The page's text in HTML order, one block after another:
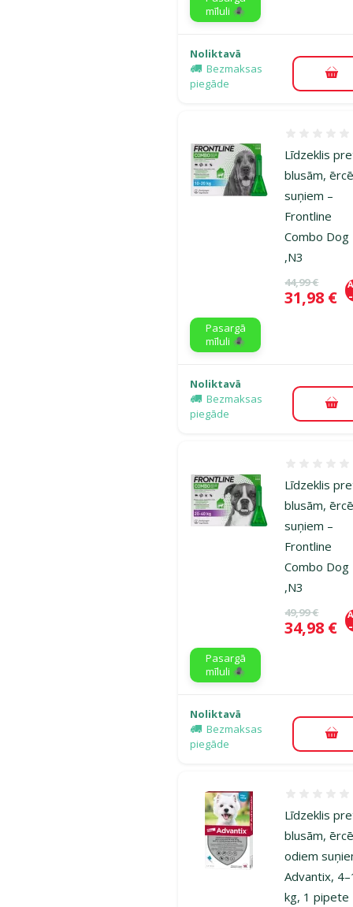
mīluli 🕷️
Noliktavā
Bezmaksas
piegāde
Līdzeklis
blusām,
suņiem –
Frontline
Combo Dog
,N3
Oriģinālā
44,99 €
Cena
31,98 €
Pasargā
mīluli 🕷️
Noliktavā
Bezmaksas
piegāde
Līdzeklis
blusām,
suņiem –
Frontline
Combo Dog
,N3
Oriģinālā
49,99 €
Cena
34,98 €
Pasargā
mīluli 🕷️
Noliktavā
Bezmaksas
piegāde
Līdzeklis
blusām,
odiem
Advantix,
kg, 1 pipete